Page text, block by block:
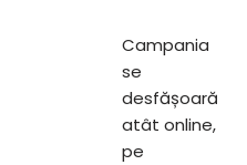
Campania
se
desfășoară
atât online,
pe